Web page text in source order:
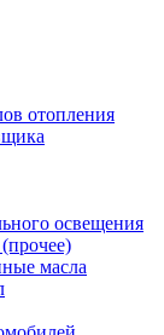
отопления
освещения
масла